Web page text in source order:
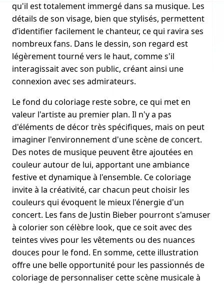
qu'il est totalement immergé dans sa musique. Les
détails de son visage, bien que stylisés, permettent
d’identifier facilement le chanteur, ce qui ravira ses
nombreux fans. Dans le dessin, son regard est
légèrement tourné vers le haut, comme s'il
interagissait avec son public, créant ainsi une
connexion avec ses admirateurs.
Le fond du coloriage reste sobre, ce qui met en
valeur l'artiste au premier plan. Il n'y a pas
d'éléments de décor très spécifiques, mais on peut
imaginer l'environnement d'une scène de concert.
Des notes de musique peuvent être ajoutées en
couleur autour de lui, apportant une ambiance
festive et dynamique à l'ensemble. Ce coloriage
invite à la créativité, car chacun peut choisir les
couleurs qui évoquent le mieux l'énergie d'un
concert. Les fans de Justin Bieber pourront s'amuser
à colorier son célèbre look, que ce soit avec des
teintes vives pour les vêtements ou des nuances
douces pour le fond. En somme, cette illustration
offre une belle opportunité pour les passionnés de
coloriage de personnaliser cette scène musicale à